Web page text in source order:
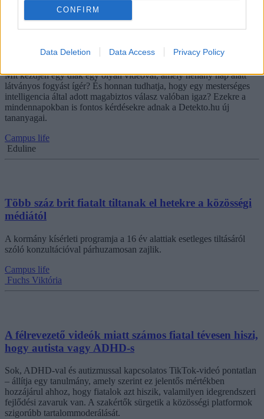
CONFIRM
Data Deletion Data Access Privacy Policy
Félrevezető egészségtippek és hallucináló MI:
gondolkozásban
Mit kezdjen egy diák egy olyan videóval, amely néhány nap alatt
látványos fogyást ígér? És honnan tudhatja, hogy egy mesterséges
intelligencia által adott magabiztos válasz valóban igaz? Ezekre a
mindennapokban is fontos kérdésekre adnak a Detekto.hu új
tananyagai.
Campus life
Eduline
Több száz brit fiatalt tiltanak el hetekre a közösségi
médiától
A kormány kísérleti programja a 16 év alattiak esetleges tiltásáról
szóló konzultációval párhuzamosan zajlik.
Campus life
Fuchs Viktória
A félrevezető videók miatt számos fiatal tévesen hiszi,
hogy autista vagy ADHD-s
Sok, ADHD-val és autizmussal kapcsolatos TikTok-videó pontatlan
– állítja egy tanulmány, amely szerint ez jelentős mértékben
hozzájárul ahhoz, hogy fiatalok azt hiszik, valamilyen idegrendszeri
fejlődési zavaruk van. A szakértők sürgetik a közösségi platformok
szigorúbb tartalommoderálását.